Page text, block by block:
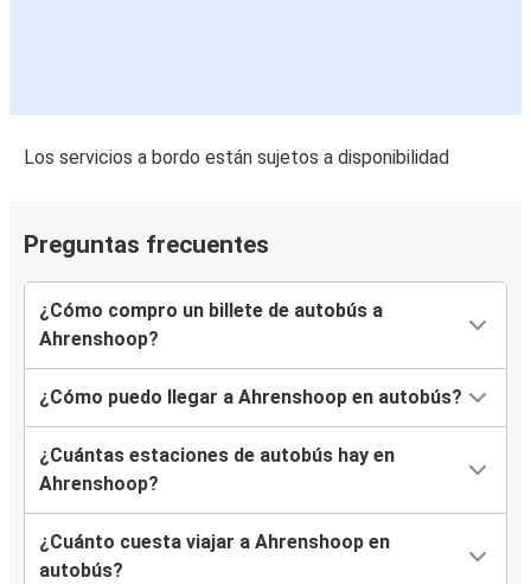
Los servicios a bordo están sujetos a disponibilidad
Preguntas frecuentes
¿Cómo compro un billete de autobús a
Ahrenshoop?
¿Cómo puedo llegar a Ahrenshoop en autobús?
¿Cuántas estaciones de autobús hay en
Ahrenshoop?
¿Cuánto cuesta viajar a Ahrenshoop en
autobús?